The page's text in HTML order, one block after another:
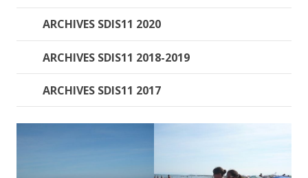
ARCHIVES SDIS11 2020
ARCHIVES SDIS11 2018-2019
ARCHIVES SDIS11 2017